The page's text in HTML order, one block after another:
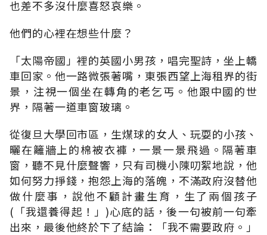
也差不多沒什麼喜怒哀樂。
他們的心裡在想些什麼？
「太陽帝國」裡的英國小男孩，唱完聖詩，坐上轎
車回家。他一路微張著嘴，東張西望上海租界的街
景，注視一個坐在轉角的老乞丐。他跟中國的世
界，隔著一道車窗玻璃。
從復旦大學回市區，生煤球的女人、玩耍的小孩、
曬在籬牆上的棉被衣褲，一景一景飛過。隔著車
窗，聽不見什麼聲響，只有司機小陳叨絮地說，他
如何努力掙錢，抱怨上海的落魄，不滿政府沒替他
做什麼事，說他不顧計畫生育，生了兩個孩子
(「我還養得起！」)心底的話，後一句被前一句牽
出來，最後他終於下了結論：「我不需要政府。」